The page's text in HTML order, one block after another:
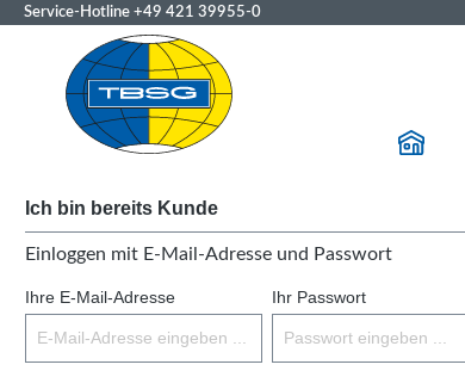
Service-Hotline +49 421 39955-0
Ich bin bereits Kunde
Einloggen mit E-Mail-Adresse und Passwort
Ihre E-Mail-Adresse Ihr Passwort